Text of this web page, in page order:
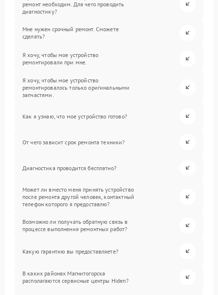
ремонт необходим. Для чего проводить
диагностику?
Мне нужен срочный ремонт. Сможете
сделать?
Я хочу, чтобы мое устройство
ремонтировали при мне.
Я хочу, чтобы мое устройство
ремонтировалось только оригинальными
запчастями.
Как я узнаю, что мое устройство готово?
От чего зависит срок ремонта техники?
Диагностика проводится бесплатно?
Может ли вместо меня принять устройство
после ремонта другой человек, контактный
телефон которого я предоставлю?
Возможно ли получать обратную связь в
процессе выполнения ремонтных работ?
Какую гарантию вы предоставляете?
В каких районах Магнитогорска
располагаются сервисные центры Hiden?